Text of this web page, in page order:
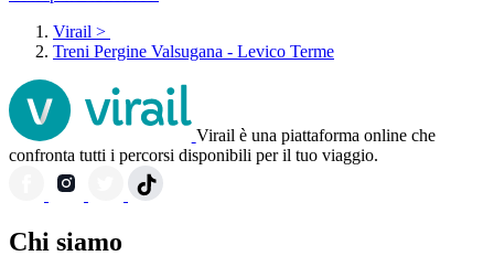
Virail >
Treni Pergine Valsugana - Levico Terme
Virail è una piattaforma online che
confronta tutti i percorsi disponibili per il tuo viaggio.
Chi siamo